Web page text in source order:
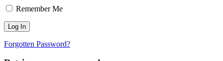
Remember Me
Forgotten Password?